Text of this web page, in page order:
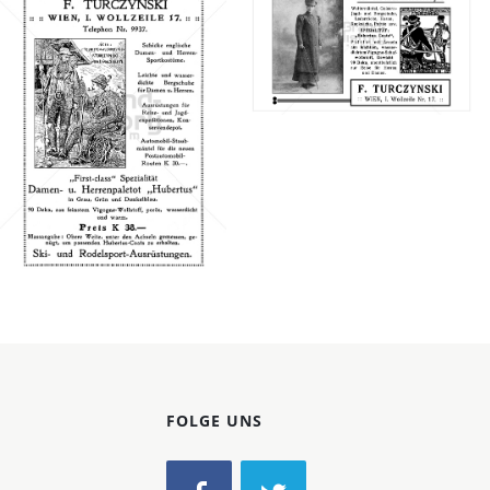
Konzerne
Epoche
F. TURCZYNSKI,
WIEN
F. TURCZYNSKI,
WIEN
1910
Bild-ID: 66138
F. TURCZYNSKI,Bild-ID: 46649
FOLGE UNS